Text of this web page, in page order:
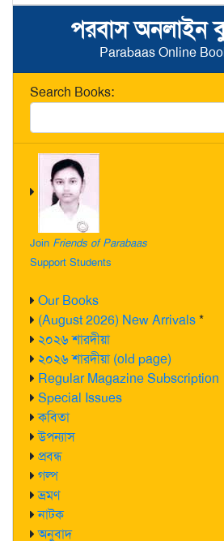
পরবাস অনলাইন
Parabaas Online
Search Books:
Join Friends of Parabaas
Support Students
Our Books
(August 2026) New Arrivals*
২০২৬ শারদীয়া
২০২৬ শারদীয়া (old page)
Regular Magazine Subscription
Special Issues
কবিতা
উপন্যাস
প্রবন্ধ
গল্প
ভ্রমণ
নাটক
অনুবাদ